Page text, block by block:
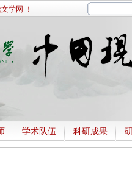
学网 ！
学术队伍 科研成果